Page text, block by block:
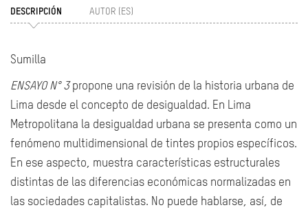
DESCRIPCIÓN AUTOR (ES)
Sumilla
ENSAYO N° 3 propone una revisión de la historia urbana de
Lima desde el concepto de desigualdad. En Lima
Metropolitana la desigualdad urbana se presenta como un
fenómeno multidimensional de tintes propios específicos.
En ese aspecto, muestra características estructurales
distintas de las diferencias económicas normalizadas en
las sociedades capitalistas. No puede hablarse, así, de